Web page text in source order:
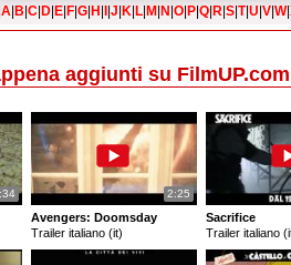
A|B|C|D|E|F|G|H|I|J|K|L|M|N|O|P|Q|R|S|T|U|V|W|
aggiunti su
2:25
Avengers: Doomsday
Trailer italiano (it)
Sacrifice
Trailer italiano